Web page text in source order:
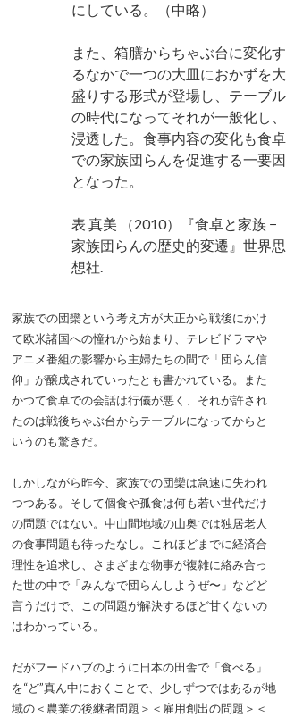
にしている。（中略）
また、箱膳からちゃぶ台に変化す
るなかで一つの大皿におかずを大
盛りする形式が登場し、テーブル
の時代になってそれが一般化し、
浸透した。食事内容の変化も食卓
での家族団らんを促進する一要因
となった。
表 真美 （2010）『食卓と家族 −
家族団らんの歴史的変遷』世界思
想社.
家族での団欒という考え方が大正から戦後にかけ
て欧米諸国への憧れから始まり、テレビドラマや
アニメ番組の影響から主婦たちの間で「団らん信
仰」が醸成されていったとも書かれている。また
かつて食卓での会話は行儀が悪く、それが許され
たのは戦後ちゃぶ台からテーブルになってからと
いうのも驚きだ。
しかしながら昨今、家族での団欒は急速に失われ
つつある。そして個食や孤食は何も若い世代だけ
の問題ではない。中山間地域の山奥では独居老人
の食事問題も待ったなし。これほどまでに経済合
理性を追求し、さまざまな物事が複雑に絡み合っ
た世の中で「みんなで団らんしようぜ〜」などど
言うだけで、この問題が解決するほど甘くないの
はわかっている。
だがフードハブのように日本の田舎で「食べる」
を“ど”真ん中におくことで、少しずつではあるが地
域の＜農業の後継者問題＞＜雇用創出の問題＞＜